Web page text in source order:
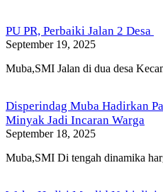
PU PR, Perbaiki Jalan 2 Desa
September 19, 2025
Muba,SMI Jalan di dua desa
Disperindag Muba Hadirkan
Minyak Jadi Incaran Warga
September 18, 2025
Muba,SMI Di tengah dinamika